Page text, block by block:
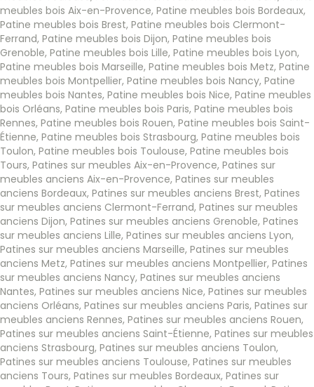
meubles bois Aix-en-Provence, Patine meubles bois Bordeaux,
Patine meubles bois Brest, Patine meubles bois Clermont-
Ferrand, Patine meubles bois Dijon, Patine meubles bois
Grenoble, Patine meubles bois Lille, Patine meubles bois Lyon,
Patine meubles bois Marseille, Patine meubles bois Metz, Patine
meubles bois Montpellier, Patine meubles bois Nancy, Patine
meubles bois Nantes, Patine meubles bois Nice, Patine meubles
bois Orléans, Patine meubles bois Paris, Patine meubles bois
Rennes, Patine meubles bois Rouen, Patine meubles bois Saint-
Étienne, Patine meubles bois Strasbourg, Patine meubles bois
Toulon, Patine meubles bois Toulouse, Patine meubles bois
Tours, Patines sur meubles Aix-en-Provence, Patines sur
meubles anciens Aix-en-Provence, Patines sur meubles
anciens Bordeaux, Patines sur meubles anciens Brest, Patines
sur meubles anciens Clermont-Ferrand, Patines sur meubles
anciens Dijon, Patines sur meubles anciens Grenoble, Patines
sur meubles anciens Lille, Patines sur meubles anciens Lyon,
Patines sur meubles anciens Marseille, Patines sur meubles
anciens Metz, Patines sur meubles anciens Montpellier, Patines
sur meubles anciens Nancy, Patines sur meubles anciens
Nantes, Patines sur meubles anciens Nice, Patines sur meubles
anciens Orléans, Patines sur meubles anciens Paris, Patines sur
meubles anciens Rennes, Patines sur meubles anciens Rouen,
Patines sur meubles anciens Saint-Étienne, Patines sur meubles
anciens Strasbourg, Patines sur meubles anciens Toulon,
Patines sur meubles anciens Toulouse, Patines sur meubles
anciens Tours, Patines sur meubles Bordeaux, Patines sur